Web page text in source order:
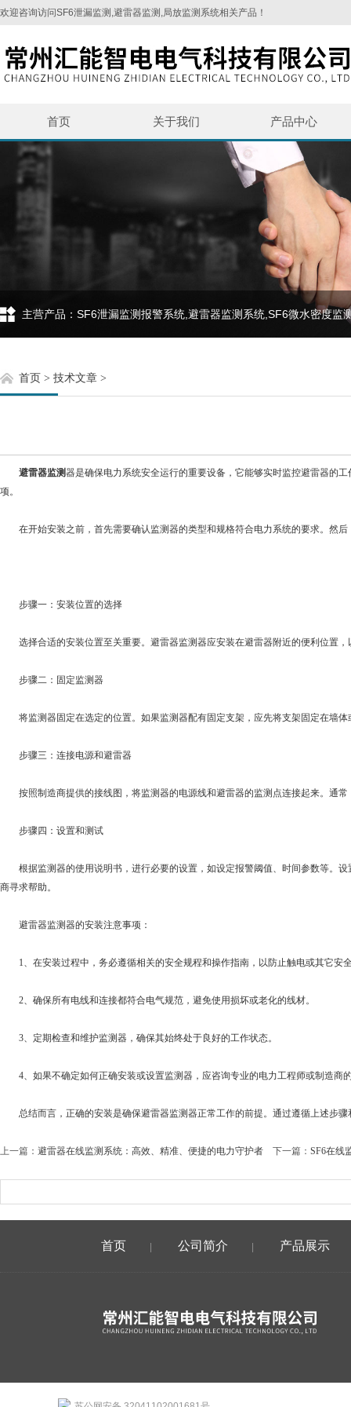
欢迎咨询访问SF6泄漏监测,避雷器监测,局放监测系统相关产品！
首页 关于我们 产品中心
首页 > 技术文章 >
避雷器监测器是确保电力系统安全运行的重要设备，它能够实时监控避雷器的
项。
在开始安装之前，首先需要确认监测器的类型和规格符合电力系统的要求。然后
步骤一：安装位置的选择
选择合适的安装位置至关重要。避雷器监测器应安装在避雷器附近的便利位置，
步骤二：固定监测器
将监测器固定在选定的位置。如果监测器配有固定支架，应先将支架固定在墙体
步骤三：连接电源和避雷器
按照制造商提供的接线图，将监测器的电源线和避雷器的监测点连接起来。通常
步骤四：设置和测试
根据监测器的使用说明书，进行必要的设置，如设定报警阈值、时间参数等。设
商寻求帮助。
避雷器监测器的安装注意事项：
1、在安装过程中，务必遵循相关的安全规程和操作指南，以防止触电或其它安
2、确保所有电线和连接都符合电气规范，避免使用损坏或老化的线材。
3、定期检查和维护监测器，确保其始终处于良好的工作状态。
4、如果不确定如何正确安装或设置监测器，应咨询专业的电力工程师或制造商
总结而言，正确的安装是确保避雷器监测器正常工作的前提。通过遵循上述步骤
上一篇： 避雷器在线监测系统：高效、精准、便捷的电力守护者 下一篇： SF6在线
首页 公司简介 产品展示